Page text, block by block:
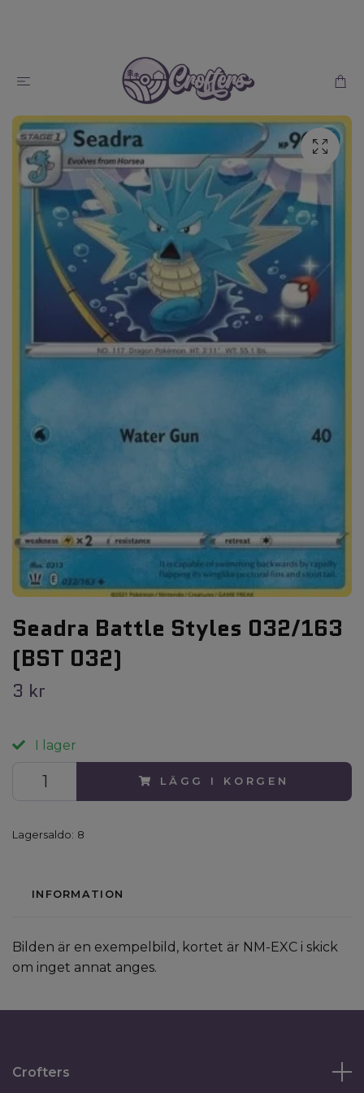
Seadra Battle Styles 032/163
(BST 032)
3 kr
I lager
LÄGG I KORGEN
Lagersaldo: 8
INFORMATION
Bilden är en exempelbild, kortet är NM-EXC i skick
om inget annat anges.
Crofters